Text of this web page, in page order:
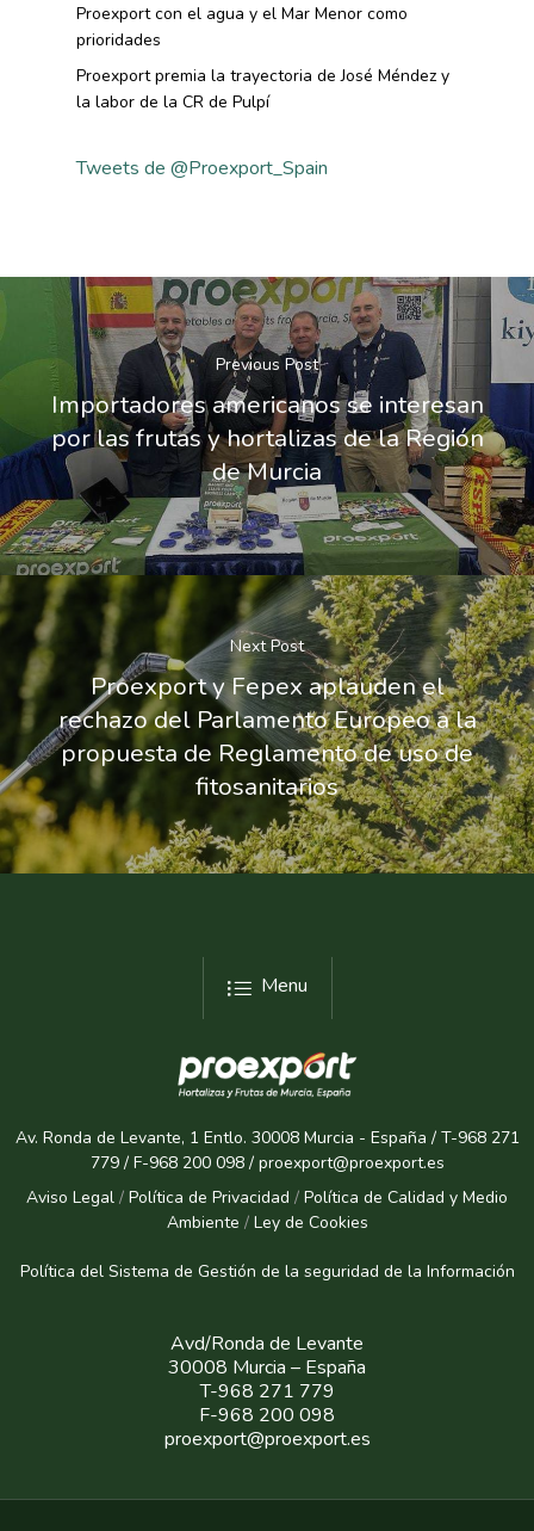
Proexport con el agua y el Mar Menor como
prioridades
Proexport premia la trayectoria de José Méndez y
la labor de la CR de Pulpí
Tweets de @Proexport_Spain
Previous Post
Importadores americanos se interesan
por las frutas y hortalizas de la Región
de Murcia
Next Post
Proexport y Fepex aplauden el
rechazo del Parlamento Europeo a la
propuesta de Reglamento de uso de
fitosanitarios
Menu
Av. Ronda de Levante, 1 Entlo. 30008 Murcia - España / T-968 271
779 / F-968 200 098 / proexport@proexport.es
Aviso Legal / Política de Privacidad / Política de Calidad y Medio
Ambiente / Ley de Cookies
Política del Sistema de Gestión de la seguridad de la Información
Avd/Ronda de Levante
30008 Murcia – España
T-968 271 779
F-968 200 098
proexport@proexport.es